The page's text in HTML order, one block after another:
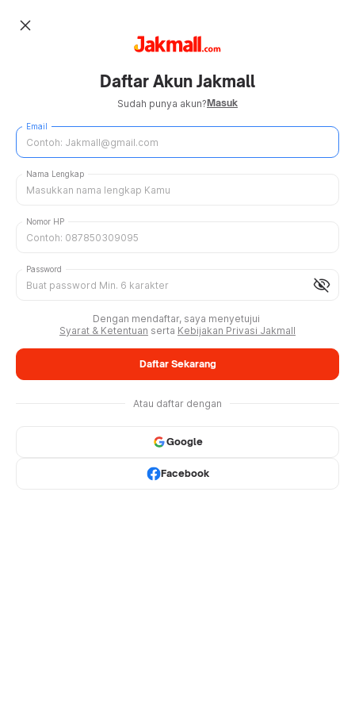
close
Daftar Akun Jakmall
Sudah punya akun?Masuk
Email
Nama Lengkap
Nomor HP
visibility_off
Password
Dengan mendaftar, saya menyetujui
Syarat & Ketentuan serta Kebijakan Privasi Jakmall
Daftar Sekarang
Atau daftar dengan
Google
Facebook